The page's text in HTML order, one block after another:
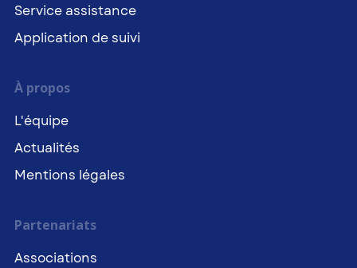
Service assistance
Application de suivi
À propos
L'équipe
Actualités
Mentions légales
Partenariats
Associations